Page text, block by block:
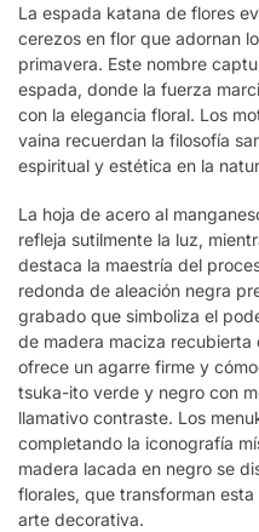
La espada katana de flores
cerezos en flor que adornan
primavera. Este nombre
espada, donde la fuerza
con la elegancia floral. Los
vaina recuerdan la filosofía
espiritual y estética en la
La hoja de acero al
refleja sutilmente la luz,
destaca la maestría del
redonda de aleación negra
grabado que simboliza el
de madera maciza recubierta
ofrece un agarre firme y
tsuka-ito verde y negro con
llamativo contraste. Los
completando la iconografía
madera lacada en negro se
florales, que transforman
arte decorativa.